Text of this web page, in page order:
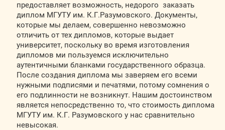
предоставляет возможность, недорого заказать
диплом МГУТУ им. К.Г.Разумовского. Документы,
которые мы делаем, совершенно невозможно
отличить от тех дипломов, которые выдает
университет, поскольку во время изготовления
дипломов ми пользуемся исключительно
аутентичными бланками государственного образца.
После создания диплома мы заверяем его всеми
нужными подписями и печатями, потому сомнения о
его подлинности не возникнут. Нашим достоинством
является непосредственно то, что стоимость диплома
МГУТУ им. К.Г. Разумовского у нас сравнительно
невысокая.